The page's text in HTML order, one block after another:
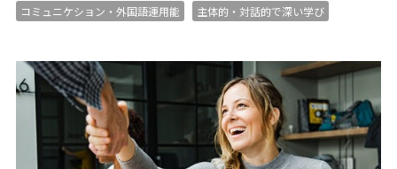
コミュニケション・外国語運用能 主体的・対話的で深い学び